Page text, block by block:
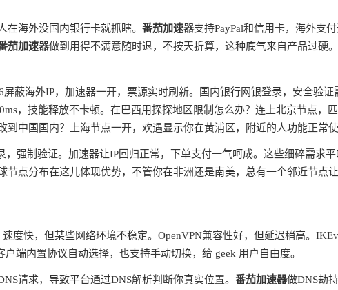
海外没国内银行卡就抓瞎。 番茄加速器支持PayPal和信用卡，海外支
茄加速器做到用得不满意随时退，不按天折算，这种底气来自产品过硬。
蔽海外IP，加速器一开，票源实时刷新。国内银行网银登录，安全验证
，技能释放不卡顿。在巴西用探探地区限制怎么办？连上北京节点，
到中国国内？上海节点一开，欢遇显示你在黄浦区，附近的人功能正常
强制验证。加速器让IP回归正常，下单支付一气呵成。这些细碎需求
节点分布在这儿体现优势，不管你在非洲还是南美，总有一个邻近节点
度快，但某些网络环境不稳定。OpenVPN兼容性好，但延迟稍高。
户端内置协议自动选择，也支持手动切换，给 geek 用户自由度。
请求，导致平台通过DNS解析判断你真实位置。 番茄加速器做DNS劫